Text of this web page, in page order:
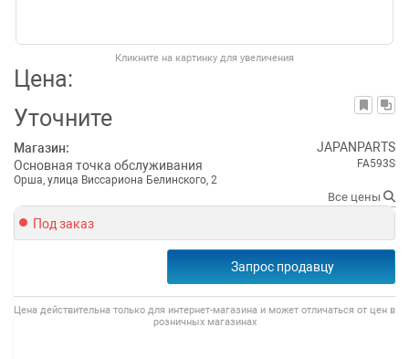
Кликните на картинку для увеличения
Цена:
Уточните
Магазин:
Основная точка обслуживания
Орша, улица Виссариона Белинского, 2
JAPANPARTS
FA593S
Все цены
Под заказ
Запрос продавцу
Цена действительна только для интернет-магазина и может отличаться от цен в
розничных магазинах